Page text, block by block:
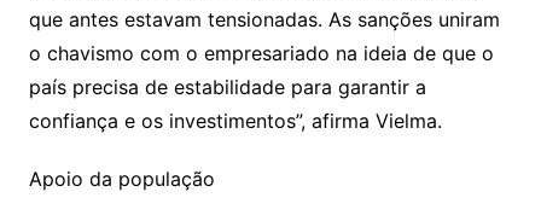
que antes estavam tensionadas. As sanções uniram
o chavismo com o empresariado na ideia de que o
país precisa de estabilidade para garantir a
confiança e os investimentos”, afirma Vielma.
Apoio da população